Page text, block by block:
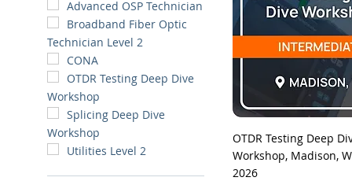
Advanced OSP Technician
Broadband Fiber Optic
Technician Level 2
CONA
OTDR Testing Deep Dive
Workshop
Splicing Deep Dive
Workshop
Utilities Level 2
Visualização
OTDR Testing Deep
Workshop, Madison,
2026